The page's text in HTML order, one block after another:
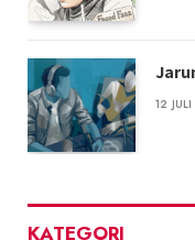
12
KATEGORI